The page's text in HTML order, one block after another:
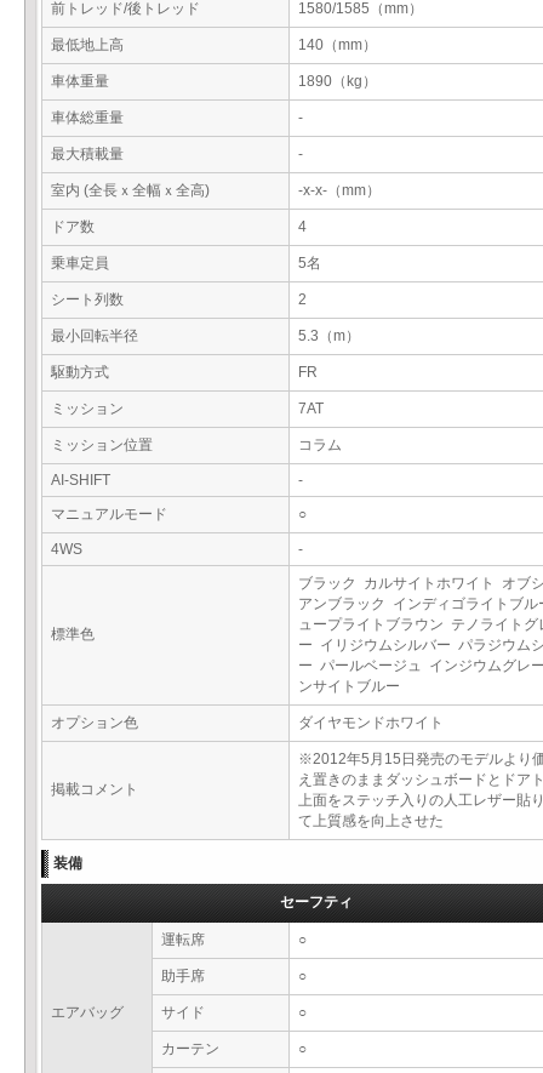
前トレッド/後トレッド 1580/1585（mm）
最低地上高 140（mm）
車体重量 1890（kg）
車体総重量 -
最大積載量 -
室内 (全長ｘ全幅ｘ全高) -x-x-（mm）
ドア数 4
乗車定員 5名
シート列数 2
最小回転半径 5.3（m）
駆動方式 FR
ミッション 7AT
ミッション位置 コラム
AI-SHIFT
-
マニュアルモード
○
4WS -
標準色
ブラック カルサイトホワイト オブ
アンブラック インディゴライトブ
ュープライトブラウン テノライトグ
ー イリジウムシルバー パラジウム
ー パールベージュ インジウムグレ
ンサイトブルー
オプション色 ダイヤモンドホワイト
掲載コメント
※2012年5月15日発売のモデルより
え置きのままダッシュボードとドア
上面をステッチ入りの人工レザー貼
て上質感を向上させた
装備
セーフティ
エアバッグ
運転席 ○
助手席 ○
サイド ○
カーテン ○